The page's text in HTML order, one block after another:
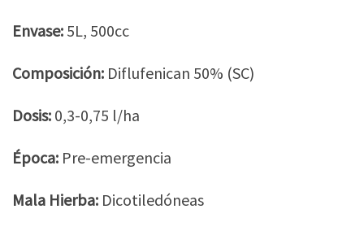
Envase: 5L, 500cc
Composición: Diflufenican 50% (SC)
Dosis: 0,3-0,75 l/ha
Época: Pre-emergencia
Mala Hierba: Dicotiledóneas